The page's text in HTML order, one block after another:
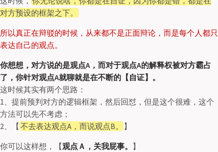
对方预设的框架之下。
所以真正在辩驳的时候，从来都不是正面辩论，而是每个人都只
表达自己的观点。
你想想，对方说的是观点A，而对于观点A的解释权被对方霸占
了，你针对观点A就聊就是在不断的【自证】。
这时候其实有两个思路：
1、提前预判对方的逻辑框架，然后回怼，但是这个很难，这个
方法可以先不考虑；
2、【 不去表达观点A，而说观点B。 】
你可以这样想，【观点Ａ，关我屁事。 】